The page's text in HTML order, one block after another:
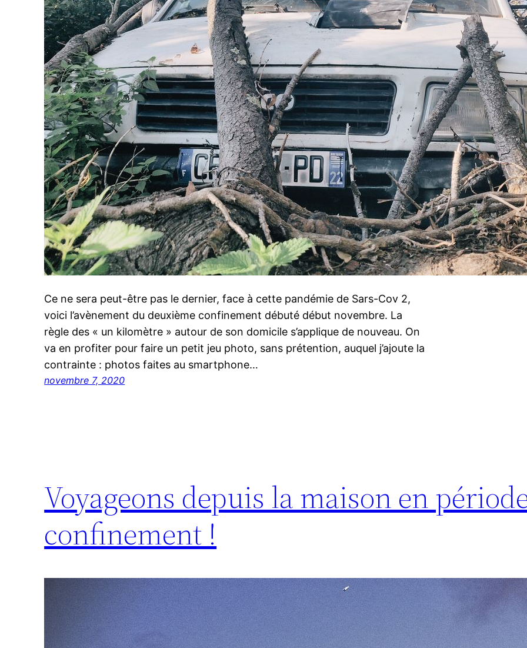
Ce ne sera peut-être pas le dernier, face à cette pandémie de Sars-Cov 2,
voici l’avènement du deuxième confinement débuté début novembre. La
règle des « un kilomètre » autour de son domicile s’applique de nouveau. On
va en profiter pour faire un petit jeu photo, sans prétention, auquel j’ajoute la
contrainte : photos faites au smartphone…
novembre 7, 2020
Voyageons depuis la maison en
confinement !